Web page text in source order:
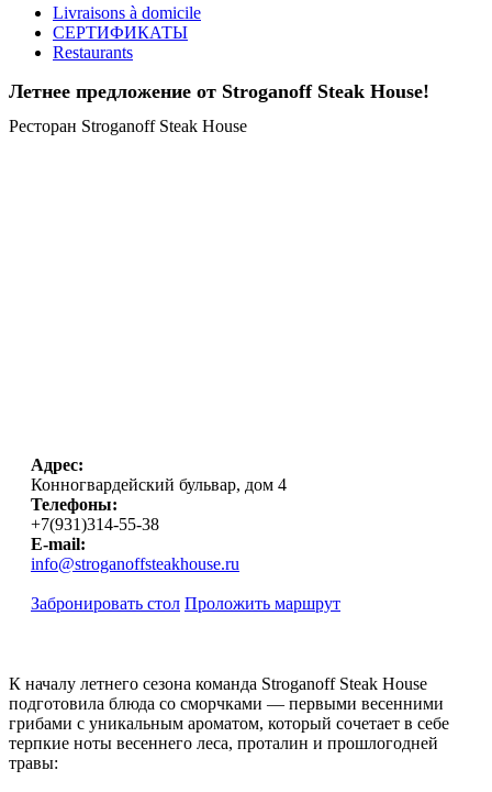
Livraisons à domicile
СЕРТИФИКАТЫ
Restaurants
Летнее предложение от Stroganoff Steak House!
Ресторан Stroganoff Steak House
Адрес:
Конногвардейский бульвар, дом 4
Телефоны:
+7(931)314-55-38
E-mail:
info@stroganoffsteakhouse.ru
Забронировать стол Проложить маршрут
К началу летнего сезона команда Stroganoff Steak House
подготовила блюда со сморчками — первыми весенними
грибами с уникальным ароматом, который сочетает в себе
терпкие ноты весеннего леса, проталин и прошлогодней
травы: